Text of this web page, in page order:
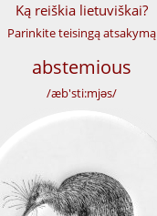
Ką reiškia lietuviškai?
Parinkite teisingą atsakymą
abstemious
/æb'sti:mjəs/